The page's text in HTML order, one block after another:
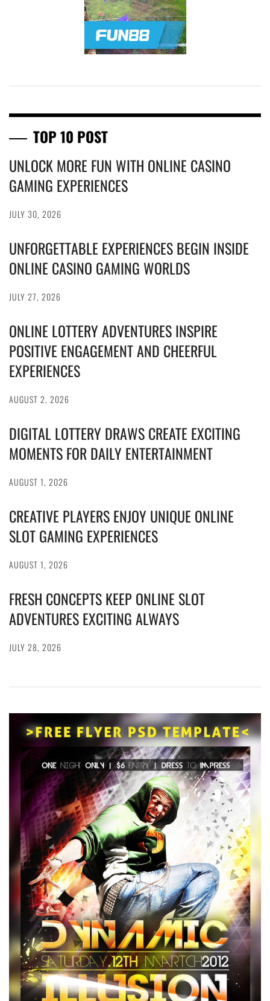
TOP 10 POST
UNLOCK MORE FUN WITH ONLINE CASINO
GAMING EXPERIENCES
JULY 30, 2026
UNFORGETTABLE EXPERIENCES BEGIN INSIDE
ONLINE CASINO GAMING WORLDS
JULY 27, 2026
ONLINE LOTTERY ADVENTURES INSPIRE
POSITIVE ENGAGEMENT AND CHEERFUL
EXPERIENCES
AUGUST 2, 2026
DIGITAL LOTTERY DRAWS CREATE EXCITING
MOMENTS FOR DAILY ENTERTAINMENT
AUGUST 1, 2026
CREATIVE PLAYERS ENJOY UNIQUE ONLINE
SLOT GAMING EXPERIENCES
AUGUST 1, 2026
FRESH CONCEPTS KEEP ONLINE SLOT
ADVENTURES EXCITING ALWAYS
JULY 28, 2026